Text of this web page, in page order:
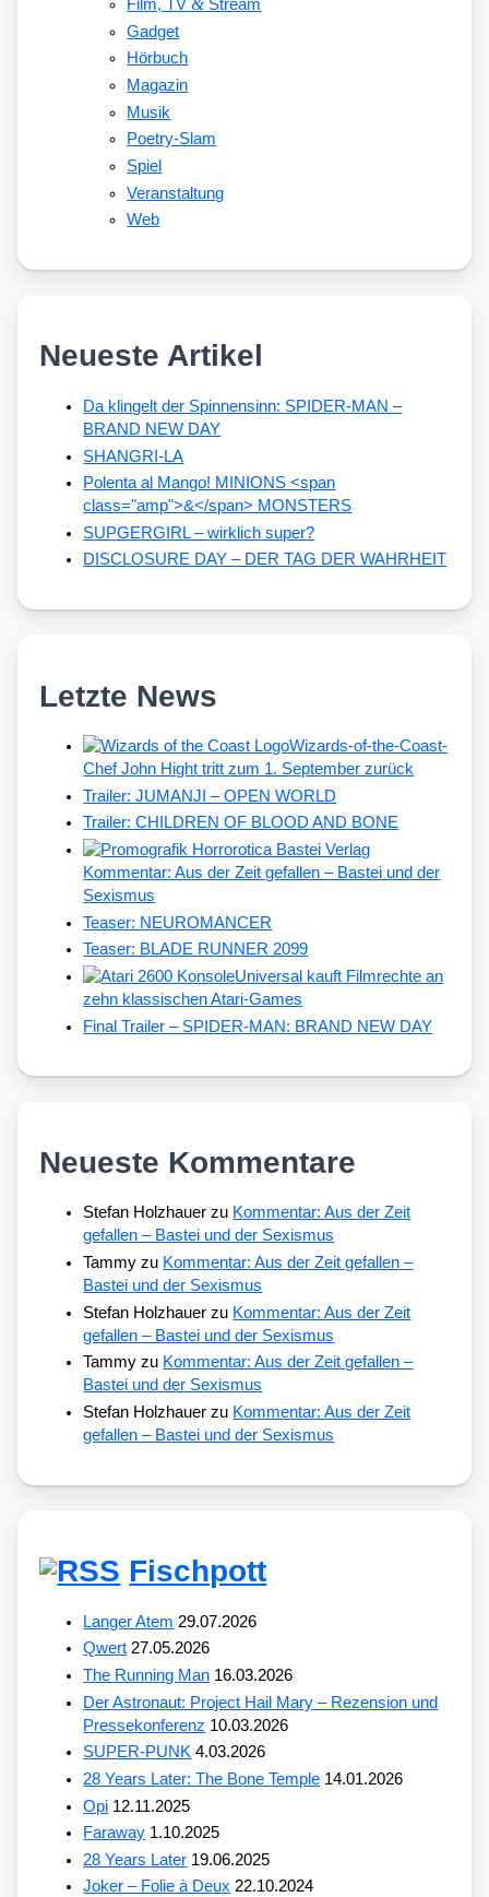
Film, TV&Stream
Gadget
Hörbuch
Magazin
Musik
Poetry-Slam
Spiel
Veranstaltung
Web
Neueste Artikel
Da klingelt der Spinnensinn: SPIDER-MAN –
BRAND NEW DAY
SHANGRI-LA
Polenta al Mango! MINIONS <span
class="amp">&</span> MONSTERS
SUPGERGIRL – wirklich super?
DISCLOSURE DAY – DER TAG DER WAHRHEIT
Letzte News
Wizards-of-the-Coast-
Chef John Hight tritt zum 1. September zurück
Trailer: JUMANJI – OPEN WORLD
Trailer: CHILDREN OF BLOOD AND BONE
Kommentar: Aus der Zeit gefallen – Bastei und der
Sexismus
Teaser: NEUROMANCER
Teaser: BLADE RUNNER 2099
Universal kauft Filmrechte an
zehn klassischen Atari-Games
Final Trailer – SPIDER-MAN: BRAND NEW DAY
Neueste Kommentare
Stefan Holzhauer zu Kommentar: Aus der Zeit
gefallen – Bastei und der Sexismus
Tammy zu Kommentar: Aus der Zeit gefallen –
Bastei und der Sexismus
Stefan Holzhauer zu Kommentar: Aus der Zeit
gefallen – Bastei und der Sexismus
Tammy zu Kommentar: Aus der Zeit gefallen –
Bastei und der Sexismus
Stefan Holzhauer zu Kommentar: Aus der Zeit
gefallen – Bastei und der Sexismus
Fischpott
Langer Atem 29.07.2026
Qwert 27.05.2026
The Running Man 16.03.2026
Der Astronaut: Project Hail Mary – Rezension und
Pressekonferenz 10.03.2026
SUPER-PUNK 4.03.2026
28 Years Later: The Bone Temple 14.01.2026
Opi 12.11.2025
Faraway 1.10.2025
28 Years Later 19.06.2025
Joker – Folie à Deux 22.10.2024